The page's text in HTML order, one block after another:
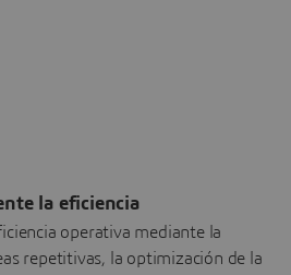
la eficiencia
operativa mediante la
repetitivas, la optimización de la